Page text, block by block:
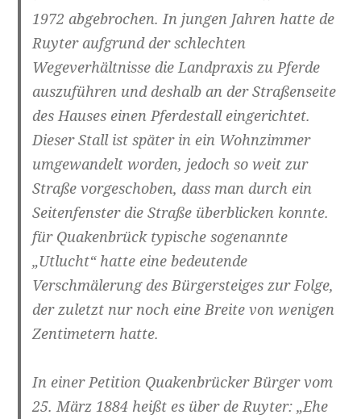
1972 abgebrochen. In jungen Jahren hatte de
Ruyter aufgrund der schlechten
Wegeverhältnisse die Landpraxis zu Pferde
auszuführen und deshalb an der Straßenseite
des Hauses einen Pferdestall eingerichtet.
Dieser Stall ist später in ein Wohnzimmer
umgewandelt worden, jedoch so weit zur
Straße vorgeschoben, dass man durch ein
Seitenfenster die Straße überblicken konnte.
für Quakenbrück typische sogenannte
„Utlucht“ hatte eine bedeutende
Verschmälerung des Bürgersteiges zur Folge,
der zuletzt nur noch eine Breite von wenigen
Zentimetern hatte.
In einer Petition Quakenbrücker Bürger vom
25. März 1884 heißt es über de Ruyter: „Ehe